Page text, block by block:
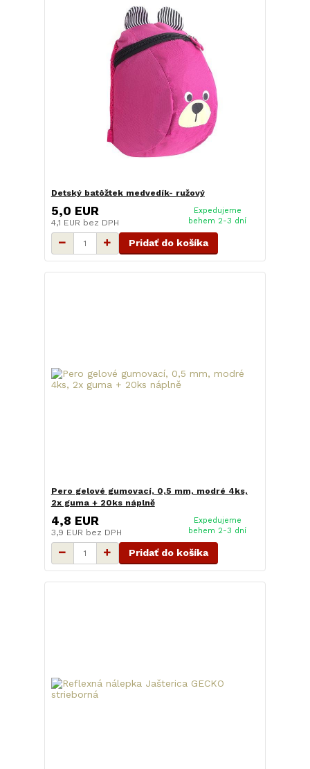
Detský batôžtek medvedík- ružový
5,0 EUR
4,1 EUR bez DPH
Expedujeme
behem 2-3 dní
Pridať do košíka
Pero gelové gumovací, 0,5 mm, modré 4ks,
2x guma + 20ks náplně
4,8 EUR
3,9 EUR bez DPH
Expedujeme
behem 2-3 dní
Pridať do košíka